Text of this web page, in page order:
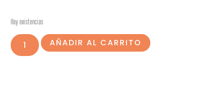
Hay existencias
AÑADIR AL CARRITO